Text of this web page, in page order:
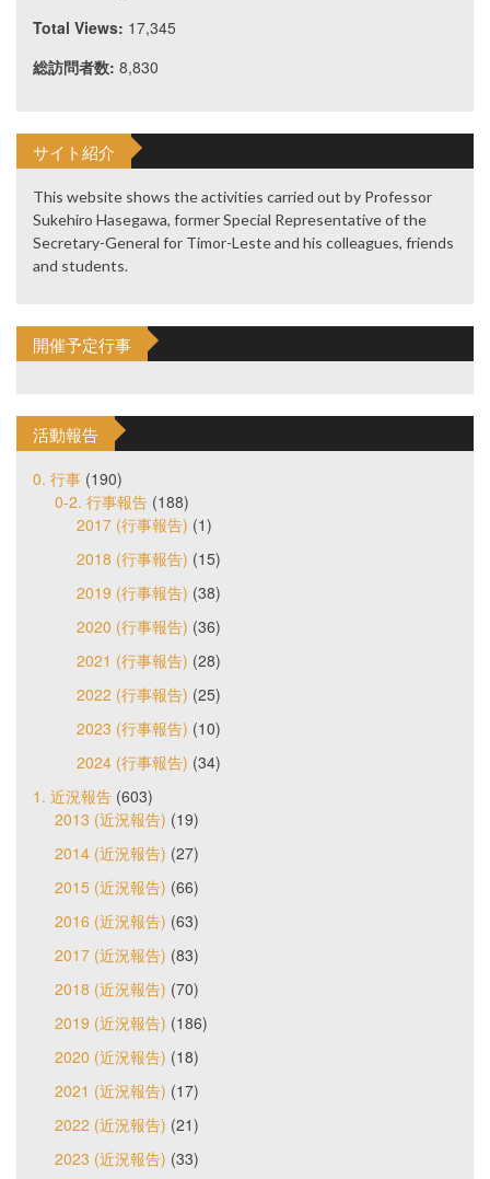
Total Views: 17,345
総訪問者数: 8,830
サイト紹介
This website shows the activities carried out by Professor
Sukehiro Hasegawa, former Special Representative of the
Secretary-General for Timor-Leste and his colleagues, friends
and students.
開催予定行事
活動報告
0. 行事 (190)
0-2. 行事報告 (188)
2017 (行事報告) (1)
2018 (行事報告) (15)
2019 (行事報告) (38)
2020 (行事報告) (36)
2021 (行事報告) (28)
2022 (行事報告) (25)
2023 (行事報告) (10)
2024 (行事報告) (34)
1. 近況報告 (603)
2013 (近況報告) (19)
2014 (近況報告) (27)
2015 (近況報告) (66)
2016 (近況報告) (63)
2017 (近況報告) (83)
2018 (近況報告) (70)
2019 (近況報告) (186)
2020 (近況報告) (18)
2021 (近況報告) (17)
2022 (近況報告) (21)
2023 (近況報告) (33)